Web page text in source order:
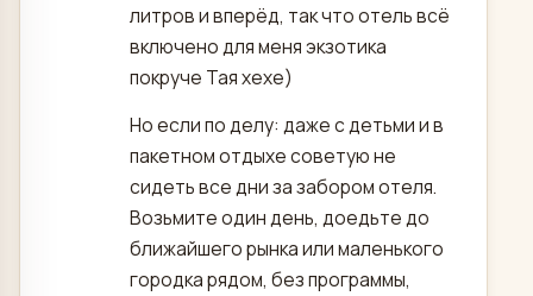
литров и вперёд, так что отель всё
включено для меня экзотика
покруче Тая хехе)
Но если по делу: даже с детьми и в
пакетном отдыхе советую не
сидеть все дни за забором отеля.
Возьмите один день, доедьте до
ближайшего рынка или маленького
городка рядом, без программы,